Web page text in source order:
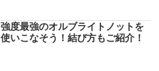
強度最強のオルブライトノットを
使いこなそう！結び方もご紹介！